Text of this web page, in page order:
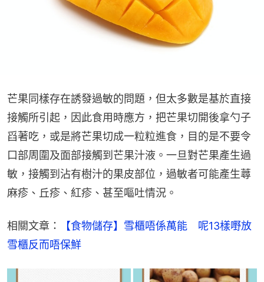
芒果同樣存在誘發過敏的問題，但太多數是基於直接
接觸所引起，因此食用時應方，把芒果切開後拿勺子
舀著吃，或是將芒果切成一粒粒進食，目的是不要令
口部周圍及面部接觸到芒果汁液。一旦對芒果產生過
敏，接觸到沾有樹汁的果皮部位，過敏者可能產生蕁
麻疹、丘疹、紅疹、甚至嘔吐情況。
相關文章：
【食物儲存】雪櫃唔係萬能　呢13樣嘢放
雪櫃反而唔保鮮